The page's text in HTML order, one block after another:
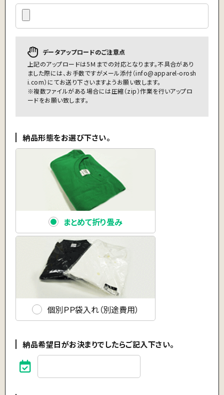
データアップロードのご注意点
上記のアップロードは5Ｍまでの対応となります。不具合があり
ました際には、お手数ですがメール添付（info@apparel-orosh
i.com）にてお送り下さいますようお願い致します。
※複数ファイルがある場合には圧縮（zip）作業を行いアップロ
ードをお願い致します。
納品形態をお選び下さい。
まとめて折り畳み
個別ＰＰ袋入れ（別途費用）
納品希望日がお決まりでしたらご記入下さい。